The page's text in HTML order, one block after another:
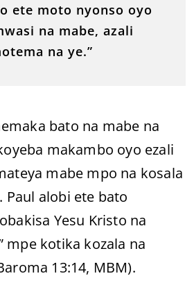
ete moto nyonso oyo
na mabe, azali
na ye.”
bato na mabe na
makambo oyo ezali
mabe mpo na kosala
alobi ete bato
Yesu Kristo na
mpe kotika kozala na
13:14, MBM).